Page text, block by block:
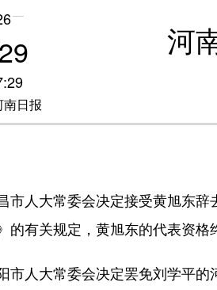
日报
河
人大常委会决定接受黄旭东辞
的有关规定，黄旭东的代表资格
人大常委会决定罢免刘学平的